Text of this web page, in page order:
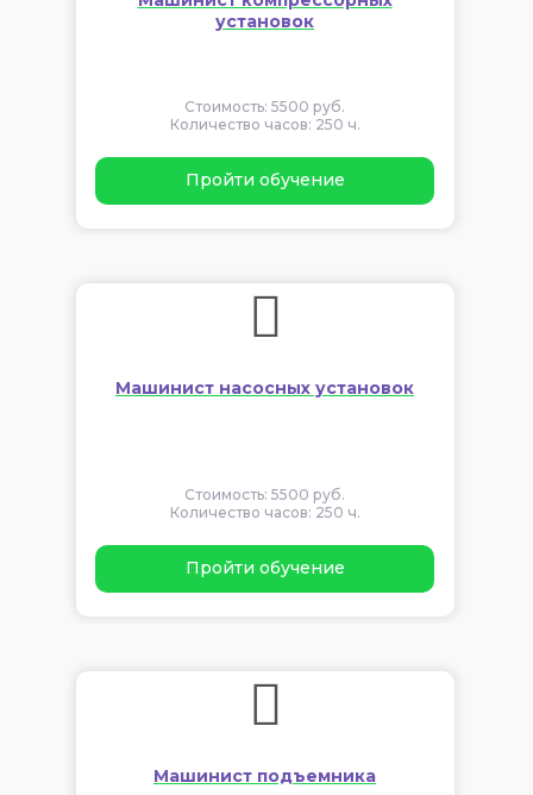
установок
Стоимость: 5500 руб.
Количество часов: 250 ч.
Пройти обучение
Машинист насосных установок
Стоимость: 5500 руб.
Количество часов: 250 ч.
Пройти обучение
Машинист подъемника